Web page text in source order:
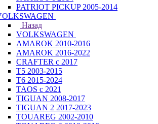
PATRIOT PICKUP 2005-2014
Назад
VOLKSWAGEN
AMAROK 2010-2016
AMAROK 2016-2022
CRAFTER с 2017
T5 2003-2015
T6 2015-2024
TAOS с 2021
TIGUAN 2008-2017
TIGUAN 2 2017-2023
TOUAREG 2002-2010